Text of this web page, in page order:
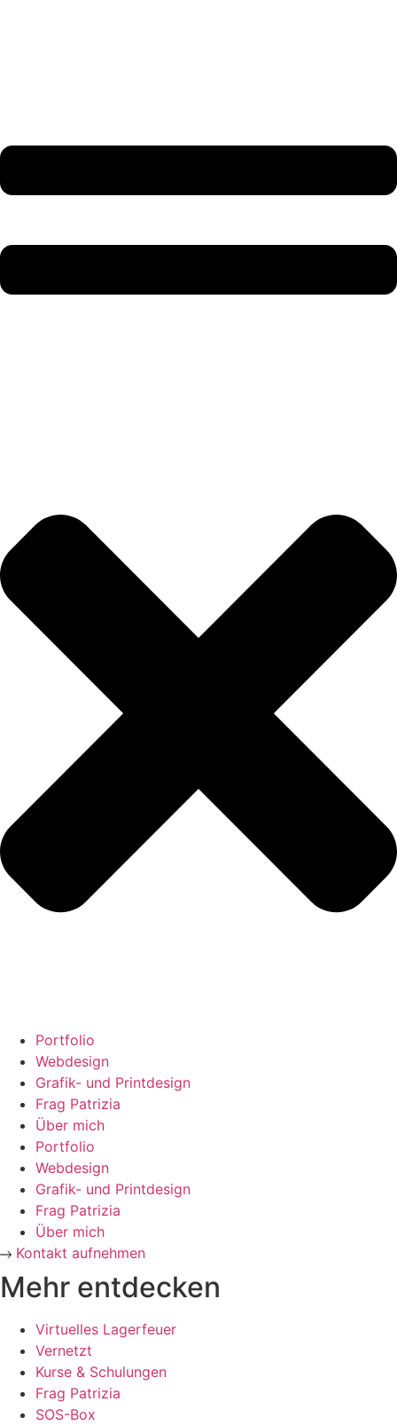
Portfolio
Webdesign
Grafik- und Printdesign
Frag Patrizia
Über mich
Portfolio
Webdesign
Grafik- und Printdesign
Frag Patrizia
Über mich
Kontakt aufnehmen
Mehr entdecken
Virtuelles Lagerfeuer
Vernetzt
Kurse & Schulungen
Frag Patrizia
SOS-Box